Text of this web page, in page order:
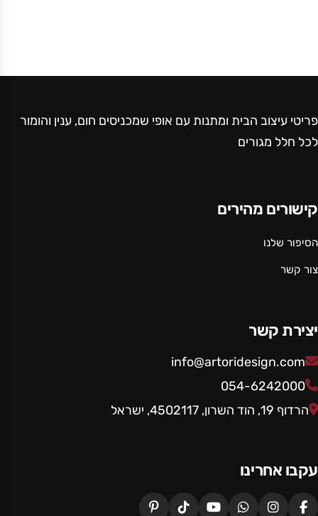
פריטי עיצוב הבית ומתנות עם אופי שמכניסים חום, ענין והומור
לכל חלל מגורים
קישורים מהירים
הסיפור שלנו
צור קשר
יצירת קשר
info@artoridesign.com
054-6242000
הרדוף 19, הוד השרון, 4502117, ישראל
עקבו אחרינו